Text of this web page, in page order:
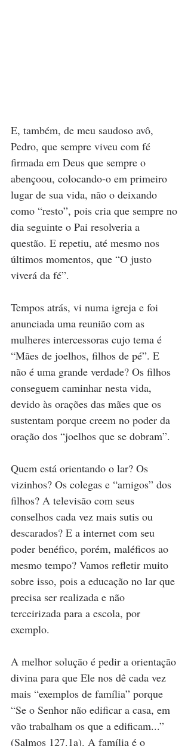
E, também, de meu saudoso avô,
Pedro, que sempre viveu com fé
firmada em Deus que sempre o
abençoou, colocando-o em primeiro
lugar de sua vida, não o deixando
como “resto”, pois cria que sempre no
dia seguinte o Pai resolveria a
questão. E repetiu, até mesmo nos
últimos momentos, que “O justo
viverá da fé”.
Tempos atrás, vi numa igreja e foi
anunciada uma reunião com as
mulheres intercessoras cujo tema é
“Mães de joelhos, filhos de pé”. E
não é uma grande verdade? Os filhos
conseguem caminhar nesta vida,
devido às orações das mães que os
sustentam porque creem no poder da
oração dos “joelhos que se dobram”.
Quem está orientando o lar? Os
vizinhos? Os colegas e “amigos” dos
filhos? A televisão com seus
conselhos cada vez mais sutis ou
descarados? E a internet com seu
poder benéfico, porém, maléficos ao
mesmo tempo? Vamos refletir muito
sobre isso, pois a educação no lar que
precisa ser realizada e não
terceirizada para a escola, por
exemplo.
A melhor solução é pedir a orientação
divina para que Ele nos dê cada vez
mais “exemplos de família” porque
“Se o Senhor não edificar a casa, em
vão trabalham os que a edificam...”
(Salmos 127.1a). A família é o